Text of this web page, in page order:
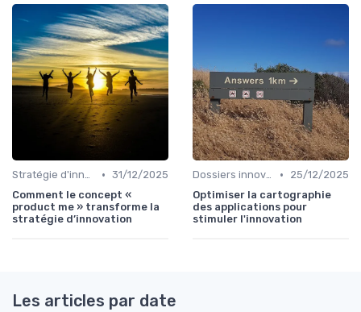
Stratégie d'innovation • 31/12/2025
Comment le concept «
product me » transforme la
stratégie d’innovation
Dossiers innovation •
25/12/2025
Optimiser la cartographie
des applications pour
stimuler l'innovation
Les articles par date